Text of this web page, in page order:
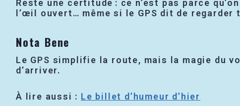
Reste une certitude : ce n’est pas parce
l’œil ouvert… même si le GPS dit de
Nota Bene
Le GPS simplifie la route, mais la magie du
d’arriver.
À lire aussi : Le billet d’humeur d’hier